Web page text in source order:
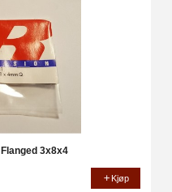
3x8x4
Kjøp